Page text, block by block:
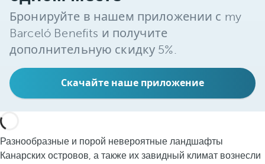
Бронируйте в нашем приложении с my
Barceló Benefits и получите
дополнительную скидку 5%.
Скачайте наше приложение
Разнообразные и порой невероятные ландшафты
Канарских островов, а также их завидный климат вознесли